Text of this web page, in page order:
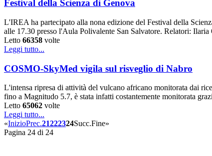
Festival della Scienza di Genova
L'IREA ha partecipato alla nona edizione del Festival della
alle 17.30 presso l'Aula Polivalente San Salvatore. Relatori: Ilaria
Letto 66358 volte
Leggi tutto...
COSMO-SkyMed vigila sul risveglio di Nabro
L'intensa ripresa di attività del vulcano africano monitorata dai
fino a Magnitudo 5.7, è stata infatti costantemente monitorata
Letto 65062 volte
Leggi tutto...
«InizioPrec.21222324Succ.Fine»
Pagina 24 di 24